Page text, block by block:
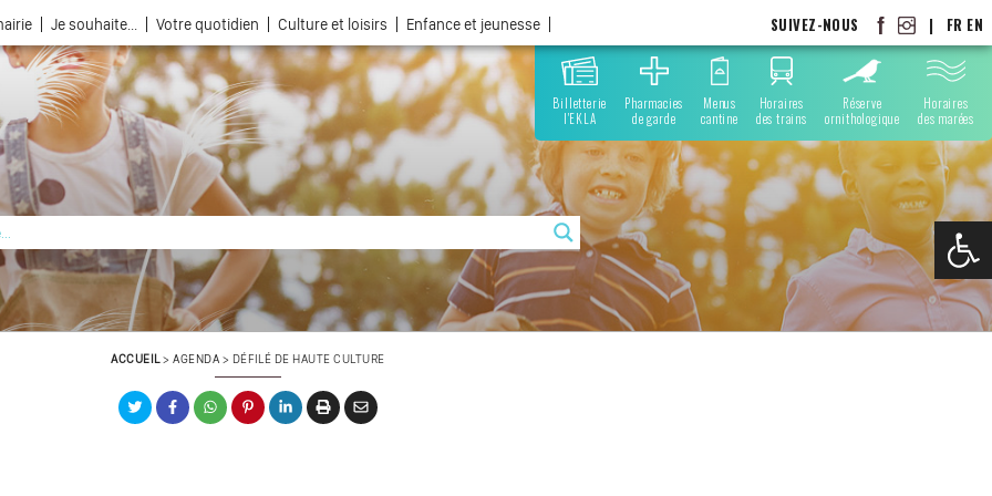
Je souhaite... Votre quotidien Culture et loisirs Enfance et jeunesse SUIVEZ-NOUS | FR EN
Billetterie
l'EKLA
Pharmacies
de garde
Menus
cantine
Horaires
des trains
Réserve
ornithologique
Horaires
des marées
ACCUEIL>AGENDA > DÉFILÉ DE HAUTE CULTURE
Ouvrir